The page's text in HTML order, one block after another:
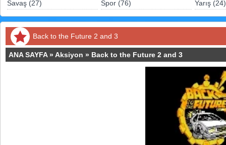
Savaş (27)
Spor (76) Yarış (24)
Back to the Future 2 and 3
ANA SAYFA» Aksiyon » Back to the Future 2 and 3